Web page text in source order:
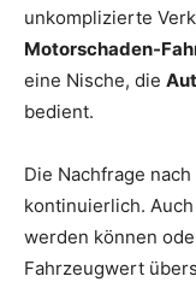
unkomplizierte
Motorschaden-
eine Nische, die
bedient.
Die Nachfrage nach
kontinuierlich.
werden können
Fahrzeugwert